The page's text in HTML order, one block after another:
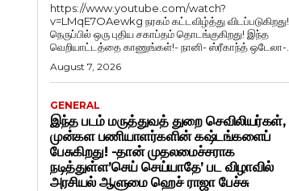
https://www.youtube.com/watch?
v=LMqE7OAewkg நரகம் கட்டவிழ்த்து விடப்படுகிறது!
நெருப்பில் ஒரு புதிய சகாப்தம் தொடங்குகிறது! இந்த
வெறியாட்டத்தை காணுங்கள்!- நானி- ஸ்ரீகாந்த் ஒடேலா-...
August 7, 2026
GENERAL
இந்த படம் மருத்துவத் துறை செவிலியர்கள்,
முன்கள பணியாளர்களின் கஷ்டங்களைப்
பேசுகிறது! -தான் முதலமைச்சராக
நடித்துள்ள’செய் செய்யாதே’ பட விழாவில்
அரசியல் ஆளுமை ஹெச் ராஜா பேச்சு